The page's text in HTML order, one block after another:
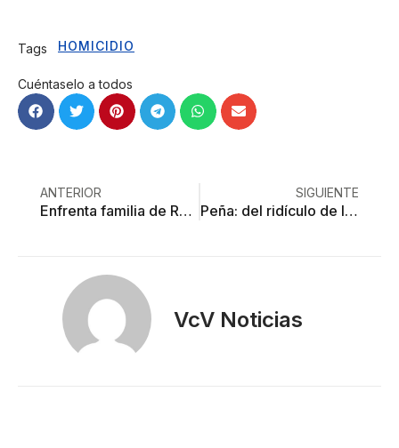
Tags HOMICIDIO
Cuéntaselo a todos
ANTERIOR
Enfrenta familia de Roxana a los Libién por asesinato de Anuar Guerra
SIGUIENTE
Peña: del ridículo de la FIL al quebranto del erario
VcV Noticias